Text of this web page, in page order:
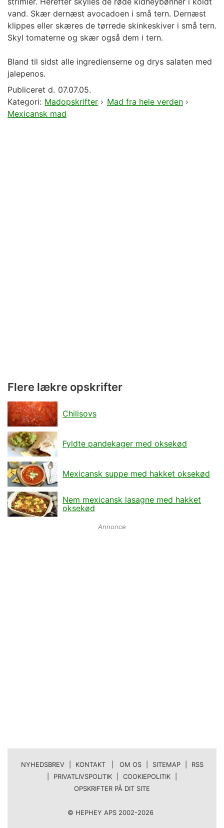
vand. Skær dernæst avocadoen i små tern. Dernæst
klippes eller skæres de tørrede skinkeskiver i små tern.
Skyl tomaterne og skær også dem i tern.
Bland til sidst alle ingredienserne og drys salaten med
jalepenos.
Publiceret d. 07.07.05.
Kategori: Madopskrifter › Mad fra hele verden›
Mexicansk mad
Flere lækre opskrifter
Chilisovs
Fyldte pandekager med oksekød
Mexicansk suppe med hakket oksekød
Nem mexicansk lasagne med hakket
oksekød
Annonce
NYHEDSBREV KONTAKT | OM OS SITEMAP
RSS
PRIVATLIVSPOLITIK COOKIEPOLITIK
OPSKRIFTER PÅ DIT SITE
© HEPHEY APS 2002-2026